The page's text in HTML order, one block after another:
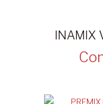
INAMIX